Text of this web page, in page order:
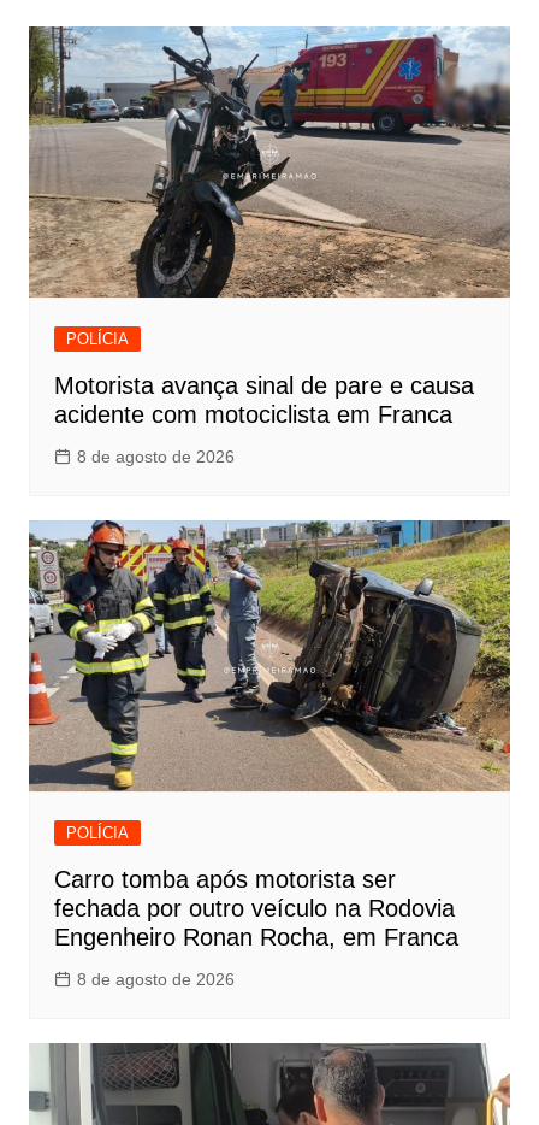
POLÍCIA
Motorista avança sinal de pare e causa
acidente com motociclista em Franca
8 de agosto de 2026
POLÍCIA
Carro tomba após motorista ser
fechada por outro veículo na Rodovia
Engenheiro Ronan Rocha, em Franca
8 de agosto de 2026